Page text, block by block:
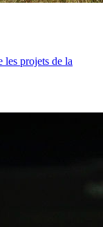
les projets de la